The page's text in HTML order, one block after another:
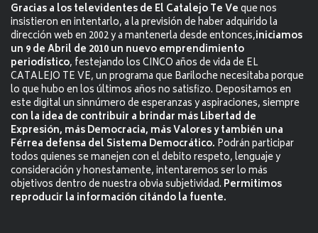
Gracias a los televidentes de El Catalejo Te Veque nos
insistieron en intentarlo, a la previsión de haber adquirido la
dirección web en 2002 y a mantenerla desde entonces,iniciamos
un 9 de Abril de 2010 un nuevo emprendimiento
periodístico, festejando los CINCO años de vida de EL
CATALEJO TE VE, un programa que Bariloche necesitaba porque
lo que hubo en los últimos años no satisfizo. Depositamos en
este digital un sinnúmero de esperanzas y aspiraciones, siempre
con la idea de contribuir a brindar más Libertad de
Expresión, más Democracia, más Valores y también una
Férrea defensa del Sistema Democrático. Podrán participar
todos quienes se manejen con el debito respeto, lenguaje y
consideración y honestamente, intentaremos ser lo más
objetivos dentro de nuestra obvia subjetividad. Permitimos
reproducir la información citándo la fuente.